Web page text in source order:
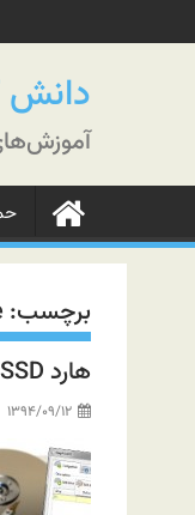
به
دانش
برچسب:
هارد SSD با HDD چه تفاوت‌هایی دارد؟
۱۳۹۴/۰۹/۱۲